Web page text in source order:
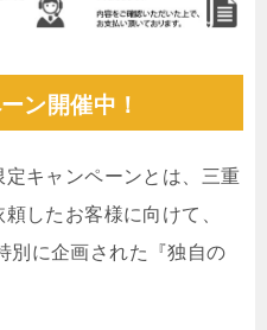
ン開催中！
キャンペーンとは、三重
したお客様に向けて、
別に企画された『独自の